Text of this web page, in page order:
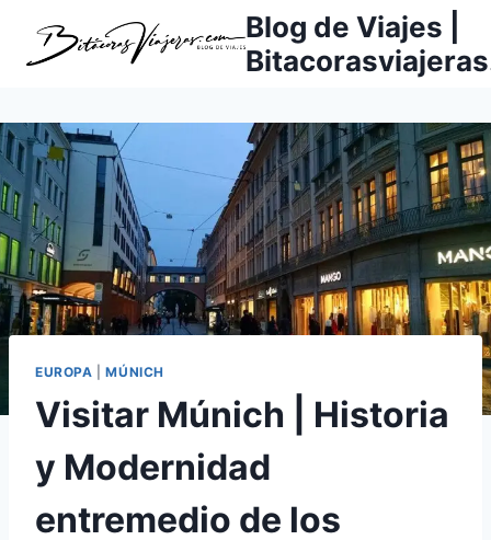
contenido
Blog de Viajes |
EUROPA |MÚNICH
Visitar Múnich | Historia
y Modernidad
entremedio de los